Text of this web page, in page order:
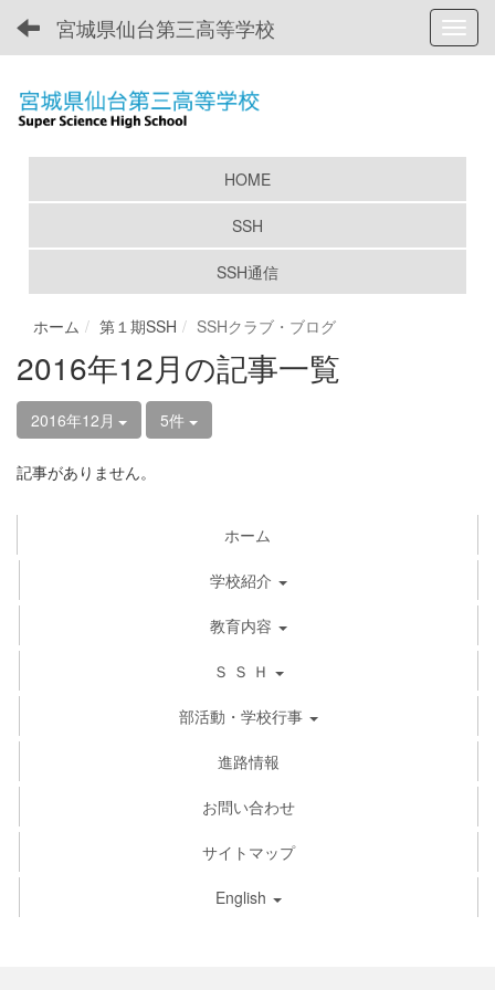
宮城県仙台第三高等学校
HOME
SSH
SSH通信
ホーム 第１期SSH SSHクラブ・ブログ
2016年12月の記事一覧
2016年12月 5件
記事がありません。
ホーム
学校紹介
教育内容
Ｓ Ｓ Ｈ
部活動・学校行事
進路情報
お問い合わせ
サイトマップ
English